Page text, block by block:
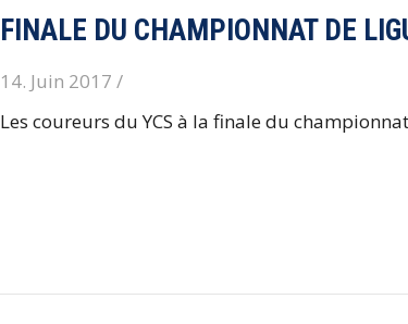
FINALE DU CHAMPIONNAT DE
14. Juin 2017 /
Les coureurs du YCS à la finale du